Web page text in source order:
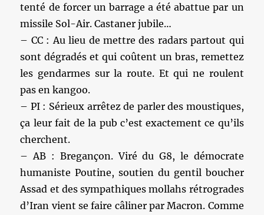
tenté de forcer un barrage a été abattue par un
missile Sol-Air. Castaner jubile…
– CC : Au lieu de mettre des radars partout qui
sont dégradés et qui coûtent un bras, remettez
les gendarmes sur la route. Et qui ne roulent
pas en kangoo.
– PI : Sérieux arrêtez de parler des moustiques,
ça leur fait de la pub c’est exactement ce qu’ils
cherchent.
– AB : Bregançon. Viré du G8, le démocrate
humaniste Poutine, soutien du gentil boucher
Assad et des sympathiques mollahs rétrogrades
d’Iran vient se faire câliner par Macron. Comme